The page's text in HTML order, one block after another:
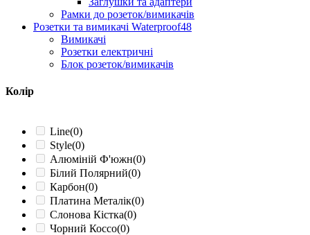
Рамки до розеток/вимикачів
Розетки та вимикачі Waterproof48
Вимикачі
Розетки електричні
Блок розеток/вимикачів
Колір
Line(0)
Style(0)
Алюміній Ф'южн(0)
Білий Полярний(0)
Карбон(0)
Платина Металік(0)
Слонова Кістка(0)
Чорний Коссо(0)